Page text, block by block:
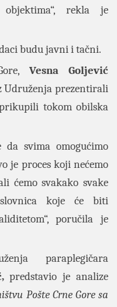
rekla je
budu javni i tačni.
Vesna Goljević
Udruženja prezentirali
tokom obilska
da svima omogućimo
je proces koji nećemo
ćemo svakako svake
koje će biti
poručila je
paraplegičara
predstavio je analize
Pošte Crne Gore sa